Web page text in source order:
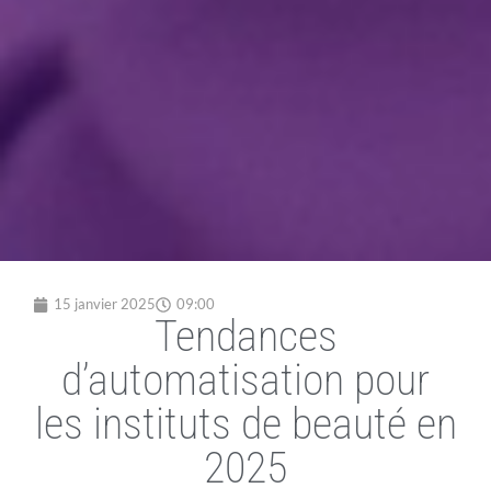
15 janvier 2025 09:00
Tendances
d’automatisation pour
les instituts de beauté en
2025